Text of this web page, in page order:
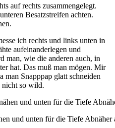
auf rechts zusammengelegt.
Besatzstreifen achten.
ich rechts und links unten in
aufeinanderlegen und
man, wie die anderen auch, in
hat. Das muß man mögen. Mir
man Snapppap glatt schneiden
nicht so wild.
und unten für die Tiefe